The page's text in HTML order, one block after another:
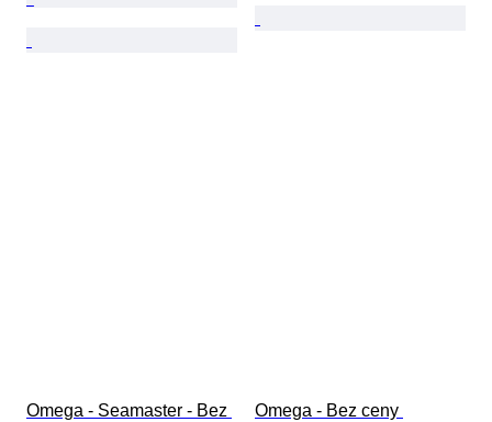
Omega - Seamaster - Bez
Omega - Bez ceny